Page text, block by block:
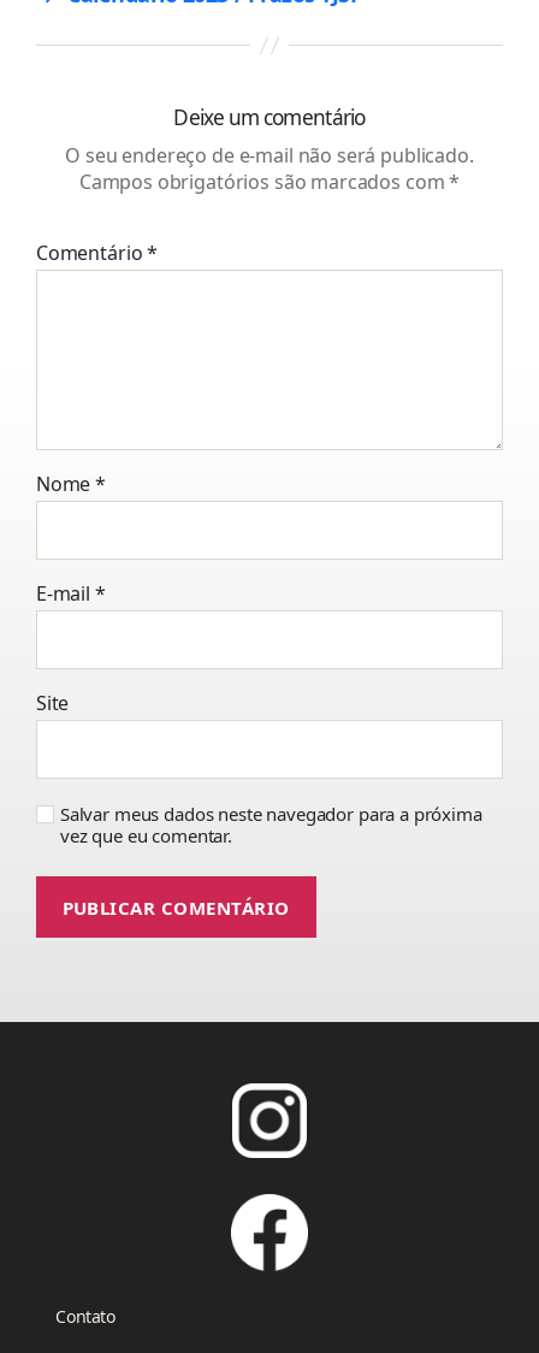
Deixe um comentário
O seu endereço de e-mail não será publicado.
Campos obrigatórios são marcados com*
Comentário*
Nome*
E-mail *
Site
Salvar meus dados neste navegador para a próxima
vez que eu comentar.
Contato